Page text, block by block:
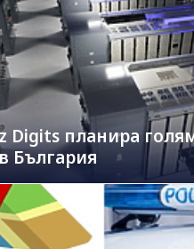
Digits планира
България